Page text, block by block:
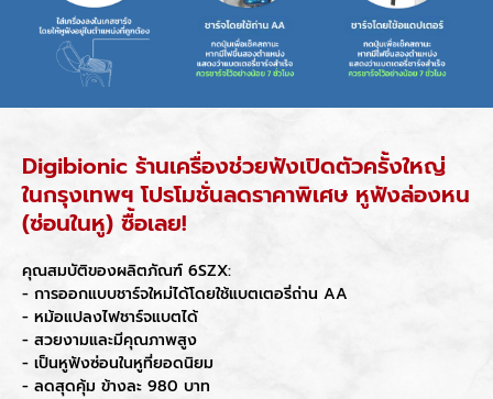
Digibionic ร้านเครื่องช่วยฟังเปิดตัวครั้งใหญ่
ในกรุงเทพฯ โปรโมชั่นลดราคาพิเศษ หูฟังล่องหน
(ซ่อนในหู) ซื้อเลย!
คุณสมบัติของผลิตภัณฑ์ 6SZX:
- การออกแบบชาร์จใหม่ได้โดยใช้แบตเตอรี่ถ่าน AA
- หม้อแปลงไฟชาร์จแบตได้
- สวยงามและมีคุณภาพสูง
- เป็นหูฟังซ่อนในหูที่ยอดนิยม
- ลดสุดคุ้ม ข้างละ 980 บาท